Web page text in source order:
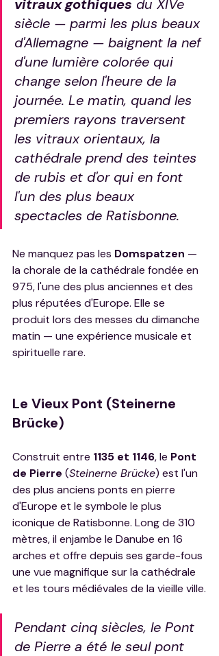
vitraux gothiques du XIVe
siècle — parmi les plus beaux
d'Allemagne — baignent la nef
d'une lumière colorée qui
change selon l'heure de la
journée. Le matin, quand les
premiers rayons traversent
les vitraux orientaux, la
cathédrale prend des teintes
de rubis et d'or qui en font
l'un des plus beaux
spectacles de Ratisbonne.
Ne manquez pas les Domspatzen —
la chorale de la cathédrale fondée en
975, l'une des plus anciennes et des
plus réputées d'Europe. Elle se
produit lors des messes du dimanche
matin — une expérience musicale et
spirituelle rare.
Le Vieux Pont (Steinerne
Brücke)
Construit entre 1135 et 1146, le Pont
de Pierre (Steinerne Brücke) est l'un
des plus anciens ponts en pierre
d'Europe et le symbole le plus
iconique de Ratisbonne. Long de 310
mètres, il enjambe le Danube en 16
arches et offre depuis ses garde-fous
une vue magnifique sur la cathédrale
et les tours médiévales de la vieille ville.
Pendant cinq siècles, le Pont
de Pierre a été le seul pont